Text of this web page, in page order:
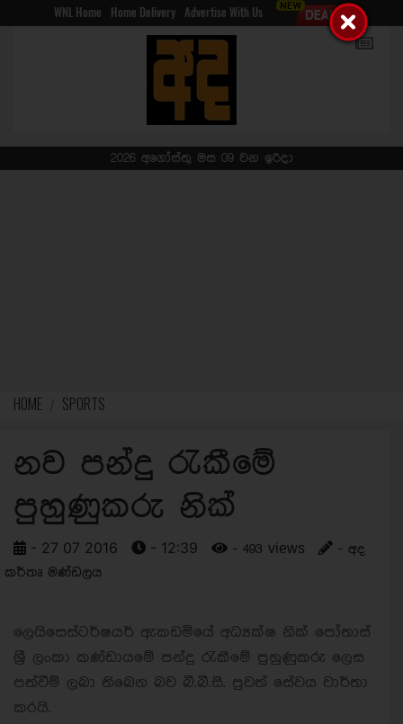
WNL Home Home Delivery Advertise With Us
2026 අගෝස්තු මස 09 වන ඉරිදා
HOME SPORTS
නව පන්දු රැකීමේ
පුහුණුකරු නික්
- 27 07 2016 - 12:39 - 493 views
- අද
කර්තෘ මණ්ඩලය
ලෙයිසෙස්ටර්ෂයර් ඇකඩමියේ අධ්‍යක්ෂ නික් පෝතාස්
ශ්‍රී ලංකා කණ්ඩායමේ පන්දු රැකීමේ පුහුණුකරු ලෙස
පත්වීම් ලබා තිබෙන බව බී.බී.සී. පුවත් සේවය වාර්තා
කරයි.